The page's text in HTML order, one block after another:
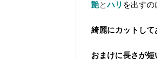
艶とハリ を出すの
綺麗にカットし
おまけに長さが